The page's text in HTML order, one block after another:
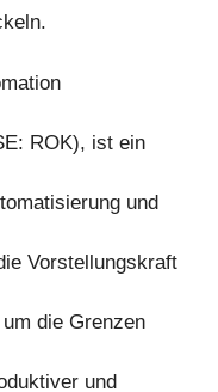
ROK), ist ein
und
Vorstellungskraft
die Grenzen
und